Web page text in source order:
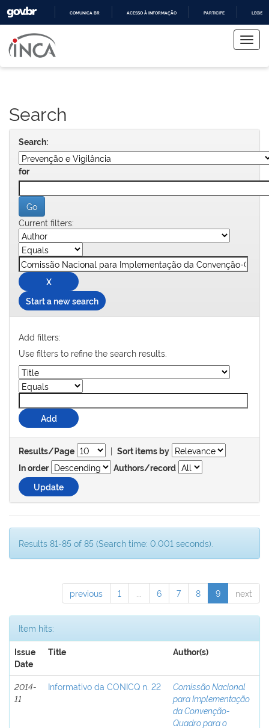
COMUNICA BR ACESSO À INFORMAÇÃO PARTICIPE
navigation
Search
Search:
for
Current filters:
Start a new search
Add filters:
Use filters to refine the search results.
Results/Page | Sort items by
In order
Authors/record
Results 81-85 of 85 (Search time: 0.001 seconds).
previous 1 6 7 8 9 next
Item hits:
Issue
Date
Title Author(s)
2014-
11
Informativo da CONICQ n. 22
Comissão Nacional
para Implementação
da Convenção-
Quadro para o